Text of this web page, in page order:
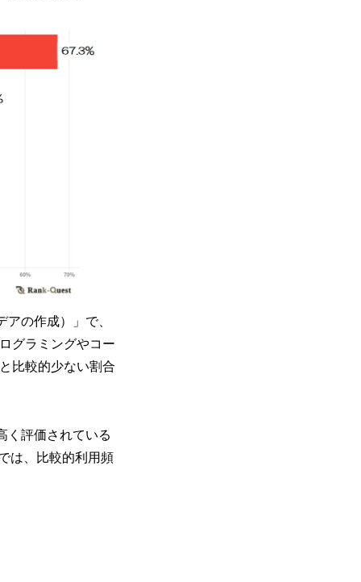
の作成）」で、
グラミングやコー
比較的少ない割合
く評価されている
は、比較的利用頻